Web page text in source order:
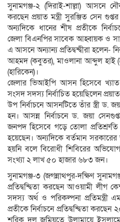
সুনামগঞ্জ-২ (দিরাই-শাল্লা) আসনে
করছেন প্রয়াত মন্ত্রী সুরঞ্জিত সেন
অন্যদিকে ধানের শীষ প্রতীকে
জেলা বিএনপির সাবেক আহ্বায়ক ও
এ আসনে অন্যান্য প্রতিদ্বন্দ্বীরা হলেন-
আহমদ (কবুতর), মাওলানা আব্দুল হাই
(হারিকেন)।
জেলার ভিআইপি আসন হিসেবে
সংসদ সদস্য নির্বাচিত হয়েছিলেন
উপ নির্বাচনে আসনটিতে তাঁর স্ত্রী ড.
হন। আসন্ন নির্বাচনে ড. জয়া
জনপদ হিসেবে গড়ে তোলা প্রতিশ্রুতি
হয়েছেন। অন্যদিকে বর্তমান
হয়নি বলে বিরোধী শিবিরের
সংখ্যা ২ লাখ ৫০ হাজার ৬৮৩ জন।
সুনামগঞ্জ-৩ (জগন্নাথপুর-দক্ষিণ
প্রতিদ্বন্দ্বিতা করছেন আওয়ামী লীগ
সদস্য অর্থ ও পরিকল্পনা প্রতিমন্ত্রী
প্রতীকে নির্বাচনে প্রতিদ্বন্দ্বিতা